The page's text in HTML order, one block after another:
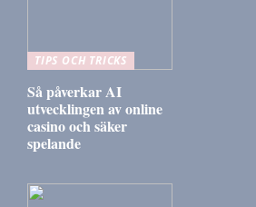
TIPS OCH TRICKS
Så påverkar AI
utvecklingen av online
casino och säker
spelande